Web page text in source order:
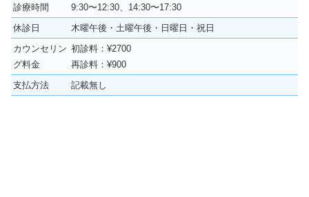
診療時間
9:30〜12:30、14:30〜17:30
休診日
木曜午後・土曜午後・日曜日・祝日
カウンセリン
グ料金
初診料：¥2700
再診料：¥900
支払方法
記載無し